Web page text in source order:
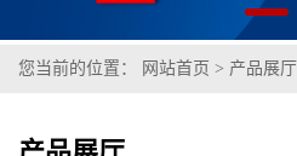
您当前的位置： 网站首页 > 产品展厅